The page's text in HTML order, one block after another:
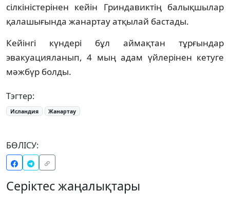
сілкіністерінен кейін Гриндавиктің балықшылар
қалашығында жанартау атқылай бастады.
Кейінгі күндері бұл аймақтан тұрғындар
эвакуацияланып, 4 мың адам үйлерінен кетуге
мәжбүр болды.
Тэгтер:
Исландия Жанартау
БӨЛІСУ:
Серіктес жаңалықтары